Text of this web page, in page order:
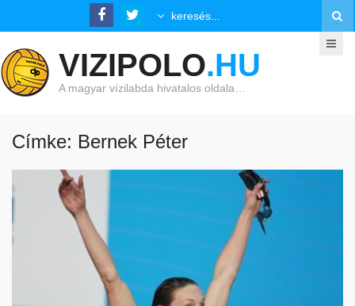
VIZIPOLO.HU
A magyar vízilabda hivatalos oldala…
Címke: Bernek Péter